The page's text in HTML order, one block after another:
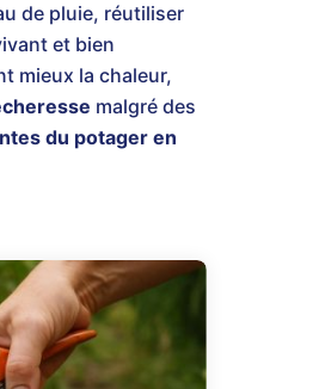
de pluie, réutiliser
et bien
mieux la chaleur,
malgré des
du potager en